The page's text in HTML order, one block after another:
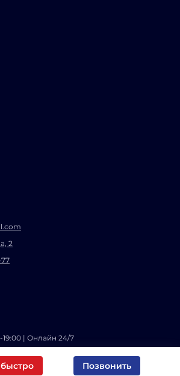
2
19:00 | Онлайн 24/7
г.Минск пр-кт газеты Правда 22-554
быстро Позвонить